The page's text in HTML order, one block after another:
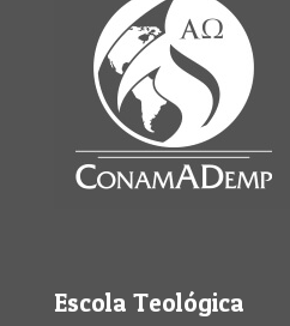
Escola Teológica